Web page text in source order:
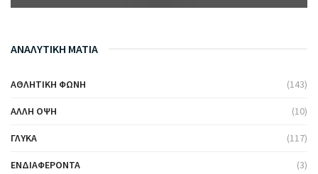
ΑΝΑΛΥΤΙΚΗ ΜΑΤΙΑ
ΑΘΛΗΤΙΚΉ ΦΩΝΉ (143)
ΆΛΛΗ ΌΨΗ (10)
ΓΛΥΚΆ (117)
ΕΝΔΙΑΦΈΡΟΝΤΑ (3)